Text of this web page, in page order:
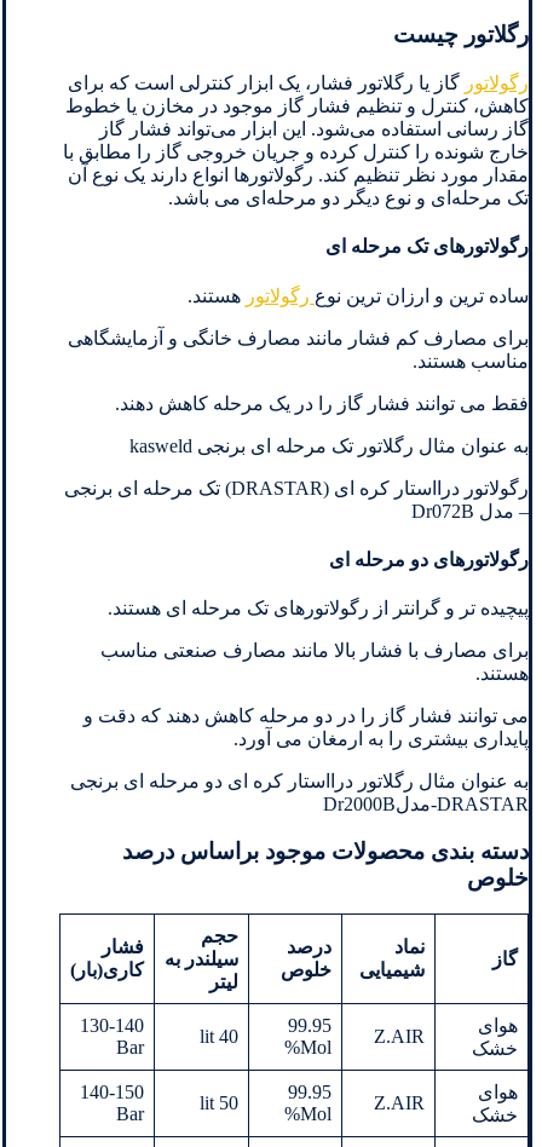
رگلاتور چیست
رگولاتور گاز یا رگلاتور فشار، یک ابزار کنترلی است که برای
کاهش، کنترل و تنظیم فشار گاز موجود در مخازن یا خطوط
گاز رسانی استفاده می‌شود. این ابزار می‌تواند فشار گاز
خارج شونده را کنترل کرده و جریان خروجی گاز را مطابق با
مقدار مورد نظر تنظیم کند. رگولاتورها انواع دارند یک نوع آن
تک مرحله‌ای و نوع دیگر دو مرحله‌ای می باشد.
رگولاتورهای تک مرحله ای
ساده ترین و ارزان ترین نوع رگولاتور هستند.
برای مصارف کم فشار مانند مصارف خانگی و آزمایشگاهی
مناسب هستند.
فقط می توانند فشار گاز را در یک مرحله کاهش دهند.
به عنوان مثال رگلاتور تک مرحله ای برنجی kasweld
رگولاتور درااستار کره ای (DRASTAR) تک مرحله ای برنجی
– مدل Dr072B
رگولاتورهای دو مرحله ای
پیچیده تر و گرانتر از رگولاتورهای تک مرحله ای هستند.
برای مصارف با فشار بالا مانند مصارف صنعتی مناسب
هستند.
می توانند فشار گاز را در دو مرحله کاهش دهند که دقت و
پایداری بیشتری را به ارمغان می آورد.
به عنوان مثال رگلاتور درااستار کره ای دو مرحله ای برنجی
DRASTAR-مدلDr2000B
دسته بندی محصولات موجود براساس درصد
خلوص
گاز
نماد
شیمیایی
درصد
خلوص
حجم
سیلندر به
لیتر
فشار
کاری(بار)
هوای
خشک
Z.AIR
99.95
Mol%
40 lit
130-140
Bar
هوای
خشک
Z.AIR
99.95
Mol%
50 lit
140-150
Bar